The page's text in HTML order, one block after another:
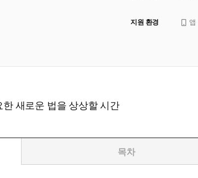
지원 환경 앱
새로운 법을 상상할 시간
목차